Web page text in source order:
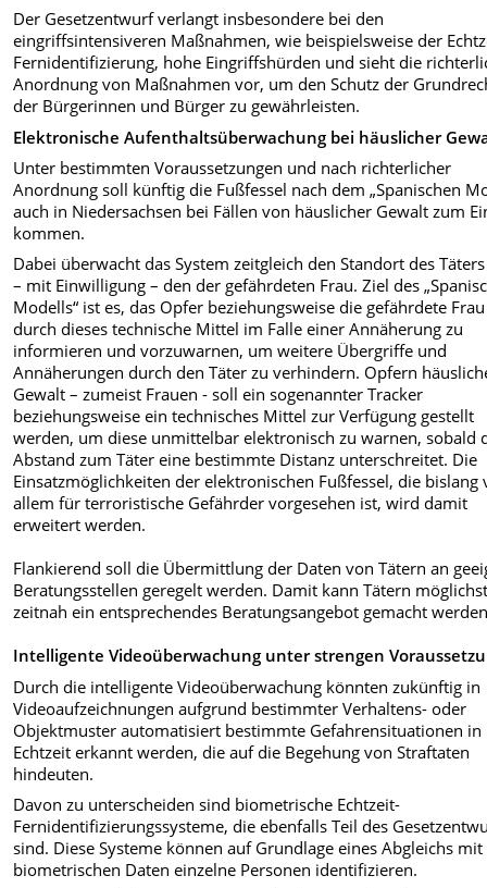
Der Gesetzentwurf verlangt insbesondere bei den
eingriffsintensiveren Maßnahmen, wie beispielsweise der
Fernidentifizierung, hohe Eingriffshürden und sieht die
Anordnung von Maßnahmen vor, um den Schutz der
der Bürgerinnen und Bürger zu gewährleisten.
Elektronische Aufenthaltsüberwachung bei häuslicher
Unter bestimmten Voraussetzungen und nach richterlicher
Anordnung soll künftig die Fußfessel nach dem „Spanischen
auch in Niedersachsen bei Fällen von häuslicher Gewalt zum
kommen.
Dabei überwacht das System zeitgleich den Standort des
– mit Einwilligung – den der gefährdeten Frau. Ziel des
Modells“ ist es, das Opfer beziehungsweise die gefährdete Frau
durch dieses technische Mittel im Falle einer Annäherung zu
informieren und vorzuwarnen, um weitere Übergriffe und
Annäherungen durch den Täter zu verhindern. Opfern
Gewalt – zumeist Frauen - soll ein sogenannter Tracker
beziehungsweise ein technisches Mittel zur Verfügung gestellt
werden, um diese unmittelbar elektronisch zu warnen, sobald
Abstand zum Täter eine bestimmte Distanz unterschreitet. Die
Einsatzmöglichkeiten der elektronischen Fußfessel, die bislang
allem für terroristische Gefährder vorgesehen ist, wird damit
erweitert werden.
Flankierend soll die Übermittlung der Daten von Tätern an
Beratungsstellen geregelt werden. Damit kann Tätern
zeitnah ein entsprechendes Beratungsangebot gemacht
Intelligente Videoüberwachung unter strengen
Durch die intelligente Videoüberwachung könnten zukünftig in
Videoaufzeichnungen aufgrund bestimmter Verhaltens- oder
Objektmuster automatisiert bestimmte Gefahrensituationen in
Echtzeit erkannt werden, die auf die Begehung von Straftaten
hindeuten.
Davon zu unterscheiden sind biometrische Echtzeit-
Fernidentifizierungssysteme, die ebenfalls Teil des
sind. Diese Systeme können auf Grundlage eines Abgleichs mit
biometrischen Daten einzelne Personen identifizieren.